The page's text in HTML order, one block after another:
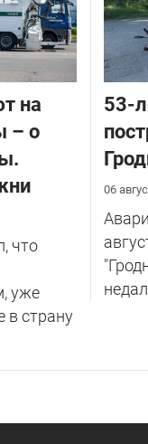
на
– о
что
уже
в страну
53-
06